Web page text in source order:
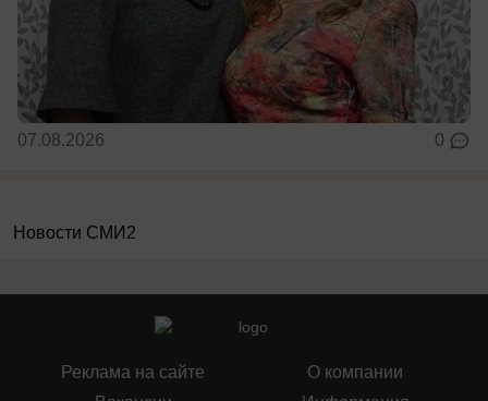
07.08.2026 0
Новости СМИ2
Реклама на сайте
О компании